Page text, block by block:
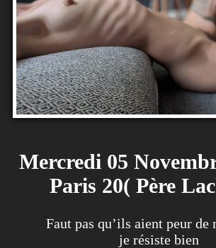
Mercredi 05
Paris 20( Père
Faut pas qu’ils aient peur de
je résiste bien